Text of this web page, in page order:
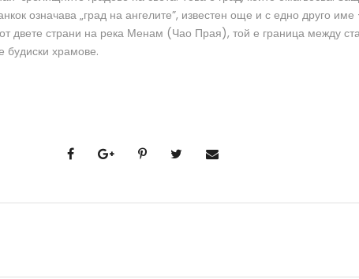
означава „град на ангелите”, известен още и с едно друго име
двете страни на река Менам (Чао Прая), той е граница между
будиски храмове.